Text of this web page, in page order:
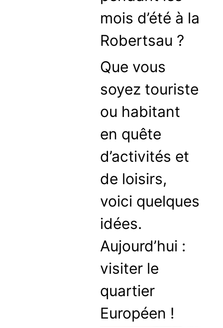
mois d’été à la
Robertsau ?
Que vous
soyez touriste
ou habitant
en quête
d’activités et
de loisirs,
voici quelques
idées.
Aujourd’hui :
visiter le
quartier
Européen !